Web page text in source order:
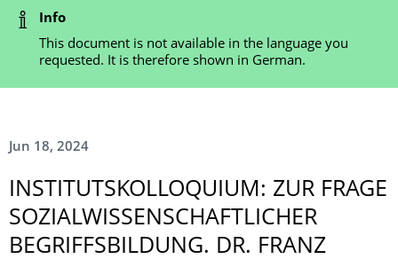
Status Message
Info
This document is not available in the language you
requested. It is therefore shown in German.
Jun 18, 2024
INSTITUT­SKOLLOQUIUM: ZUR FRAGE
SOZIALWIS­SENSCHAFTLICHER
BEGRIFFSBILDUNG. DR. FRANZ